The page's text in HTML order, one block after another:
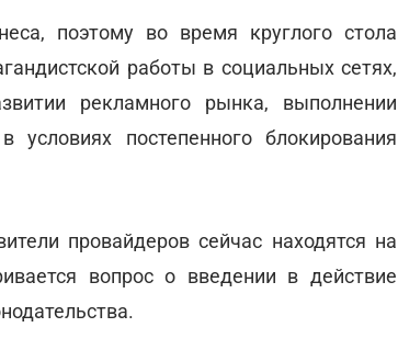
поэтому во время круглого стола
работы в социальных сетях,
рекламного рынка, выполнении
постепенного блокирования
провайдеров сейчас находятся на
вопрос о введении в действие